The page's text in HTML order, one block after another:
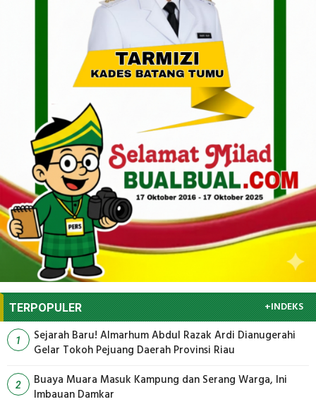
TERPOPULER +INDEKS
1
Sejarah Baru! Almarhum Abdul Razak Ardi Dianugerahi
Gelar Tokoh Pejuang Daerah Provinsi Riau
2
Buaya Muara Masuk Kampung dan Serang Warga, Ini
Imbauan Damkar